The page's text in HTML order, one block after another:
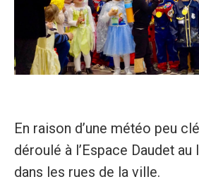
En raison d’une météo peu
déroulé à l’Espace Daudet
dans les rues de la ville.